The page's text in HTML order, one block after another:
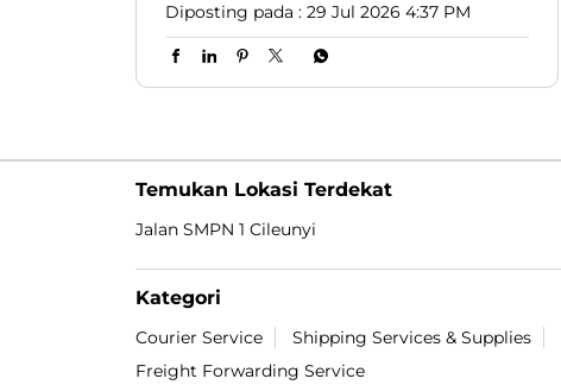
Diposting pada : 29 Jul 2026 4:37 PM
Temukan Lokasi Terdekat
Jalan SMPN 1 Cileunyi
Kategori
Courier Service Shipping Services & Supplies
Freight Forwarding Service